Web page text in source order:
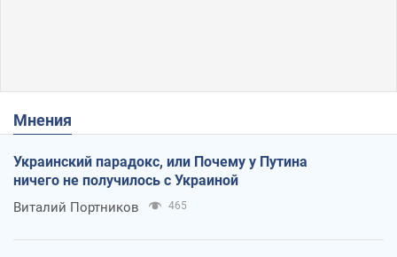
Мнения
Украинский парадокс, или Почему у Путина
ничего не получилось с Украиной
Виталий Портников 465